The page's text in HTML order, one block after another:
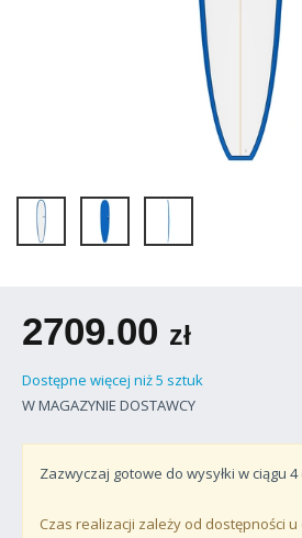
2709.00 zł
Dostępne więcej niż 5 sztuk
W MAGAZYNIE DOSTAWCY
Zazwyczaj gotowe do wysyłki w ciągu 4
Czas realizacji zależy od dostępności